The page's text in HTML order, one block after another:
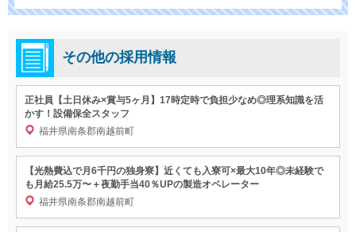
その他の採用情報
正社員【土日休み×賞与5ヶ月】17時定時で負担少なめ◎理系知識を活
かす！設備保全スタッフ
福井県南条郡南越前町
【光熱費込で月6千円の独身寮】近くても入寮可×最大10年◎未経験で
も月給25.5万〜＋夜勤手当40％UPの製造オペレーター
福井県南条郡南越前町